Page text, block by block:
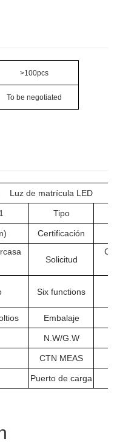
>100pcs
To be negotiated
Luz de matrícula LED
Tipo
Certificación
Solicitud
Six functions
Embalaje
N.W/G.W
CTN MEAS
Puerto de carga